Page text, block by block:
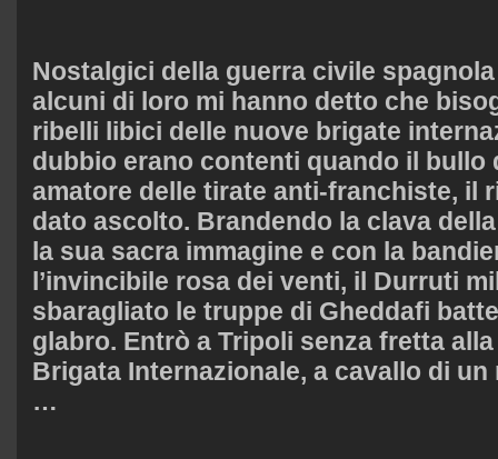
Nostalgici della guerra civile
alcuni di loro mi hanno detto che
ribelli libici delle nuove brigate
dubbio erano contenti quando il bullo
amatore delle tirate anti-franchiste, il
dato ascolto. Brandendo la clava
la sua sacra immagine e con la
l’invincibile rosa dei venti, il Durruti
sbaragliato le truppe di Gheddafi
glabro. Entrò a Tripoli senza fretta
Brigata Internazionale, a cavallo di un
…